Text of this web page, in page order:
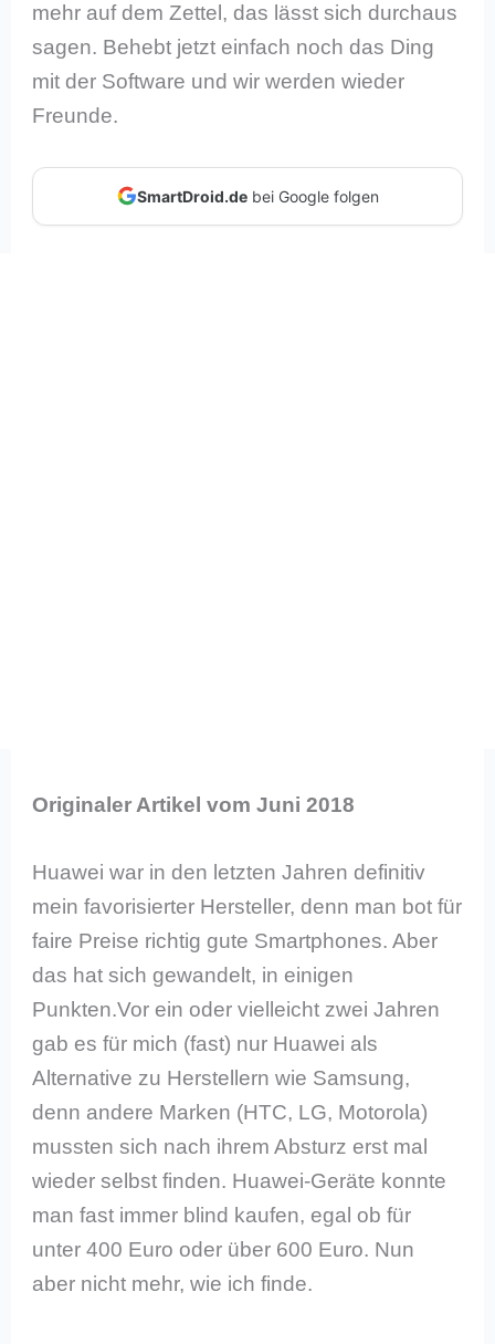
mehr auf dem Zettel, das lässt sich durchaus
sagen. Behebt jetzt einfach noch das Ding
mit der Software und wir werden wieder
Freunde.
SmartDroid.debei Google folgen
Originaler Artikel vom Juni 2018
Huawei war in den letzten Jahren definitiv
mein favorisierter Hersteller, denn man bot für
faire Preise richtig gute Smartphones. Aber
das hat sich gewandelt, in einigen
Punkten.Vor ein oder vielleicht zwei Jahren
gab es für mich (fast) nur Huawei als
Alternative zu Herstellern wie Samsung,
denn andere Marken (HTC, LG, Motorola)
mussten sich nach ihrem Absturz erst mal
wieder selbst finden. Huawei-Geräte konnte
man fast immer blind kaufen, egal ob für
unter 400 Euro oder über 600 Euro. Nun
aber nicht mehr, wie ich finde.